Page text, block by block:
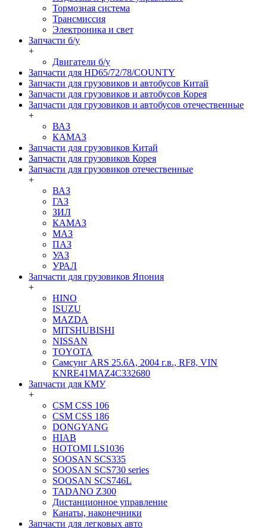
Тормозная система
Трансмиссия
Электроника и свет
Запчасти б/у
+
Двигатели б/у
Запчасти для HD65/72/78/COUNTY
Запчасти для грузовиков и автобусов Китай
Запчасти для грузовиков и автобусов Корея
Запчасти для грузовиков и автобусов отечественные
+
ВАЗ
КАМАЗ
Запчасти для грузовиков Китай
Запчасти для грузовиков Корея
Запчасти для грузовиков отечественные
+
ВАЗ
ГАЗ
ЗИЛ
КАМАЗ
МАЗ
ПАЗ
УАЗ
УРАЛ
Запчасти для грузовиков Япония
+
HINO
ISUZU
MAZDA
MITSHUBISHI
NISSAN
TOYOTA
Самсунг ARS 25.6A, 2004 г.в., RF8, VIN
KNRE41MAZ4C332680
Запчасти для КМУ
+
CSM CSS 106
CSM CSS 186
DONGYANG
HIAB
HOTOMI LS1036
SOOSAN SCS335
SOOSAN SCS730 series
SOOSAN SCS746L
TADANO Z300
Дистанционное управление
Канаты, наконечники
Запчасти для легковых авто